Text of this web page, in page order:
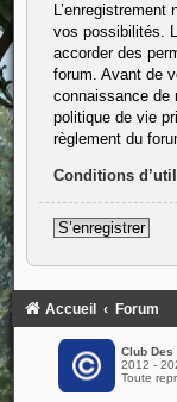
vos possibilités.
accorder des
forum. Avant de
connaissance de
politique de vie
règlement du
Conditions
S’enregistrer
Accueil Forum
Club Des
2012 -
Toute